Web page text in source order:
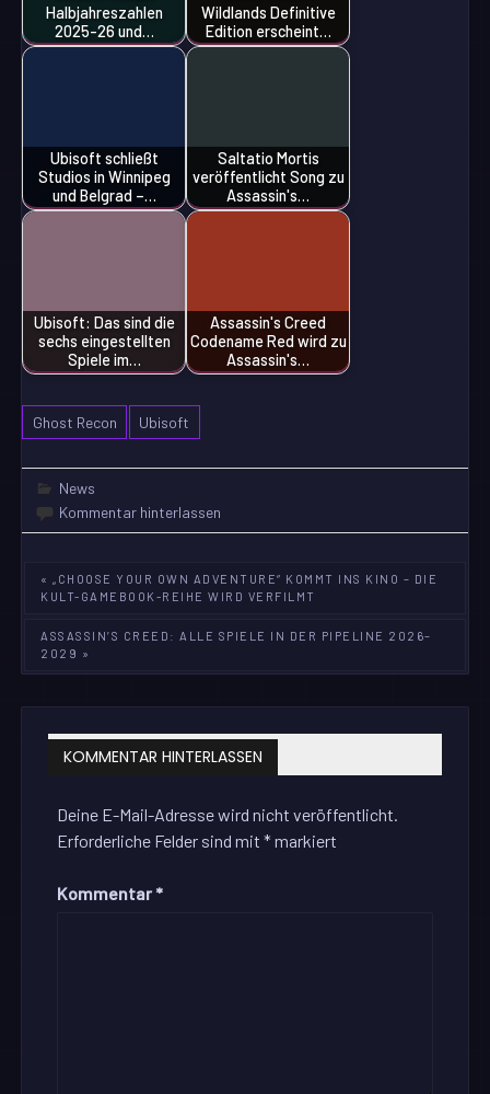
Halbjahreszahlen
2025-26 und…
Wildlands Definitive
Edition erscheint…
Ubisoft schließt
Studios in Winnipeg
und Belgrad –…
Saltatio Mortis
veröffentlicht Song zu
Assassin's…
Ubisoft: Das sind die
sechs eingestellten
Spiele im…
Assassin's Creed
Codename Red wird zu
Assassin's…
Ghost Recon Ubisoft
News
Kommentar hinterlassen
Beitragsnavigation
« „CHOOSE YOUR OWN ADVENTURE“ KOMMT INS KINO – DIE
KULT-GAMEBOOK-REIHE WIRD VERFILMT
ASSASSIN’S CREED: ALLE SPIELE IN DER PIPELINE 2026–
2029 »
KOMMENTAR HINTERLASSEN
Deine E-Mail-Adresse wird nicht veröffentlicht.
Erforderliche Felder sind mit*markiert
Kommentar *